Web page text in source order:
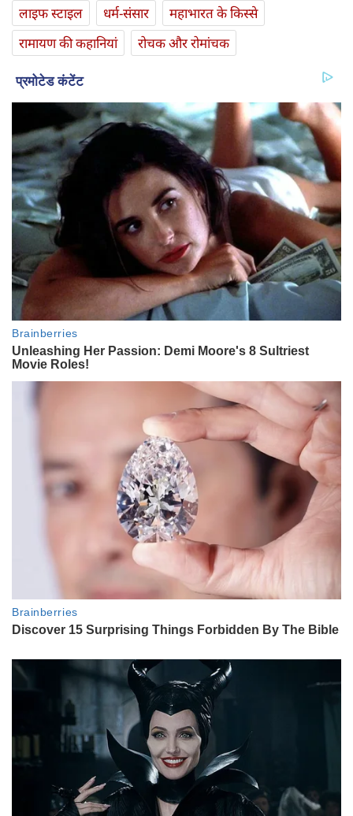
लाइफ स्‍टाइल
धर्म-संसार
महाभारत के किस्से
रामायण की कहानियां
रोचक और रोमांचक